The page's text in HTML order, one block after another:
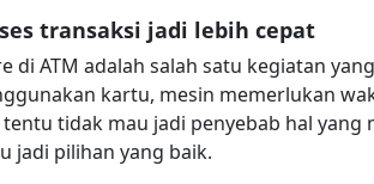
transaksi jadi lebih cepat
di ATM adalah salah satu kegiatan
kartu, mesin memerlukan
tidak mau jadi penyebab hal yang
jadi pilihan yang baik.